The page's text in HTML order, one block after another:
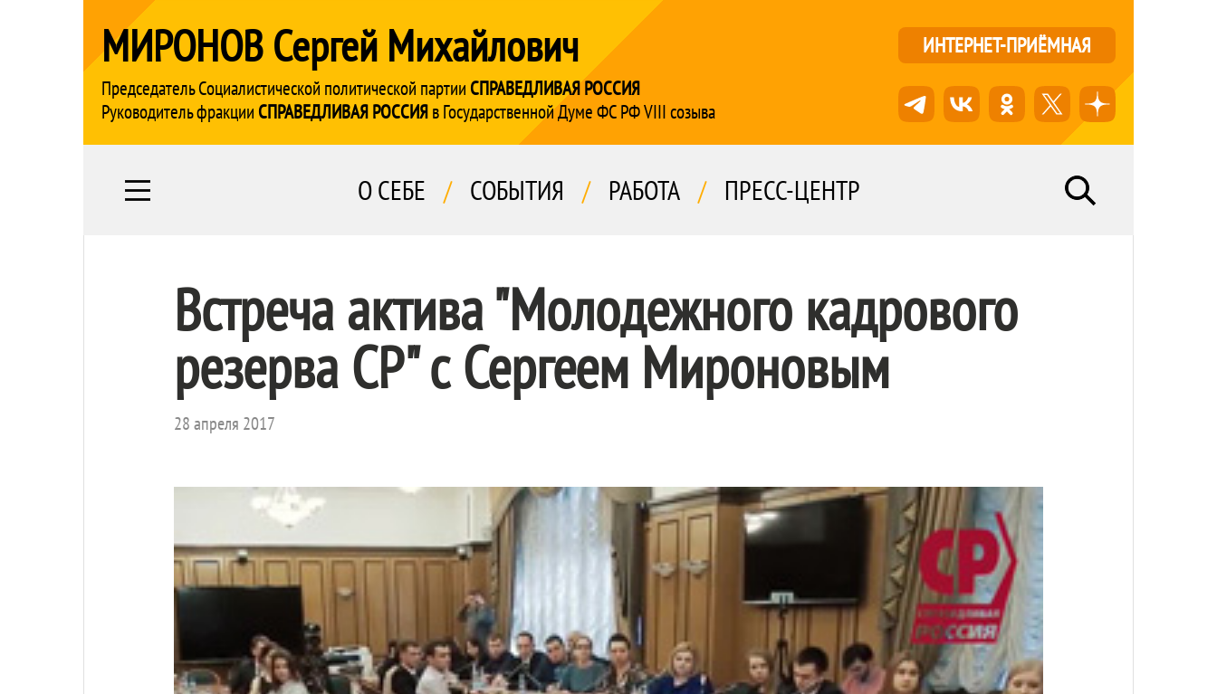
МИРОНОВ Сергей Михайлович
Председатель Социалистической политической партии СПРАВЕДЛИВАЯ РОССИЯ
Руководитель фракции СПРАВЕДЛИВАЯ РОССИЯв Государственной Думе ФС РФ VIII созыва
ИНТЕРНЕТ-ПРИЁМНАЯ
О СЕБЕ / СОБЫТИЯ / РАБОТА / ПРЕСС-ЦЕНТР
Встреча актива "Молодежного кадрового
резерва СР" с Сергеем Мироновым
28 апреля 2017